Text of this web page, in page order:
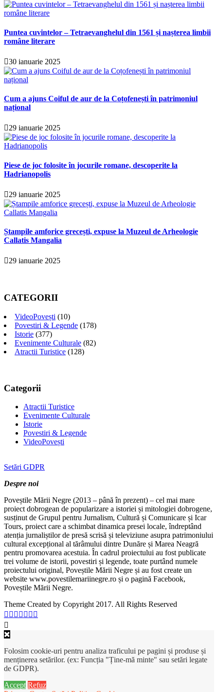
Puntea cuvintelor – Tetraevanghelul din 1561 și nașterea limbii
române literare
30 ianuarie 2025
Cum a ajuns Coiful de aur de la Coțofenești în patrimoniul
național
29 ianuarie 2025
Piese de joc folosite în jocurile romane, descoperite la
Hadrianopolis
29 ianuarie 2025
Ștampile amforice grecești, expuse la Muzeul de Arheologie
Callatis Mangalia
29 ianuarie 2025
CATEGORII
VideoPovești (10)
Povestiri & Legende (178)
Istorie (377)
Evenimente Culturale (82)
Atractii Turistice (128)
Categorii
Atractii Turistice
Evenimente Culturale
Istorie
Povestiri & Legende
VideoPovești
Setări GDPR
Despre noi
Poveștile Mării Negre (2013 – până în prezent) – cel mai mare
proiect dobrogean de popularizare a istoriei și mitologiei dobrogene,
susținut de Grupul pentru Jurnalism, Cultură și Comunicare și Icar
Tours, proiect care a schimbat dinamica presei locale, îndreptând
atenția jurnaliștilor de presă scrisă și televiziune asupra patrimoniului
cultural excepțional al tărâmului dintre Dunăre și Marea Neagră
pentru promovarea acestuia. În cadrul proiectului au fost publicate
trei volume de istorii, povestiri și legende, toate purtând numele
proiectului original, Poveștile Mării Negre și au fost create un
website www.povestilemariinegre.ro și o pagină Facebook,
Poveștile Mării Negre.
Theme Created by Copyright 2017. All Rights Reserved
Folosim cookie-uri pentru analiza traficului pe pagini și produse și
menținerea setărilor. (ex: Funcția "Ține-mă minte" sau setări legate
de GDPR).
Accept Refuz